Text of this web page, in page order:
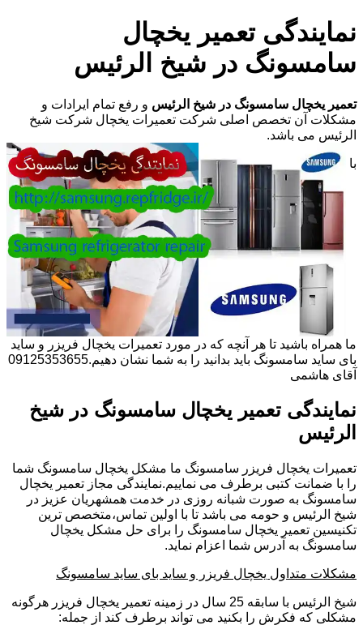
نمایندگی تعمیر یخچال
سامسونگ در شیخ الرئیس
تعمیر یخچال سامسونگ در شیخ الرئیس و رفع تمام ایرادات و
مشکلات آن تخصص اصلی شرکت تعمیرات یخچال شرکت شیخ
الرئیس می باشد.
با
ما همراه باشید تا هر آنچه که در مورد تعمیرات یخچال فریزر و ساید
بای ساید سامسونگ باید بدانید را به شما نشان دهیم.09125353655
آقای هاشمی
نمایندگی تعمیر یخچال سامسونگ در شیخ
الرئیس
تعمیرات یخچال فریزر سامسونگ ما مشکل یخچال سامسونگ شما
را با ضمانت کتبی برطرف می نماییم.نمایندگی مجاز تعمیر یخچال
سامسونگ به صورت شبانه روزی در خدمت همشهریان عزیز در
شیخ الرئیس و حومه می باشد تا با اولین تماس،متخصص ترین
تکنیسین تعمیر یخچال سامسونگ را برای حل مشکل یخچال
سامسونگ به آدرس شما اعزام نماید.
مشکلات متداول یخچال فریزر و ساید بای ساید سامسونگ
شیخ الرئیس با سابقه 25 سال در زمینه تعمیر یخچال فریزر هرگونه
مشکلی که فکرش را بکنید می تواند برطرف کند از جمله: